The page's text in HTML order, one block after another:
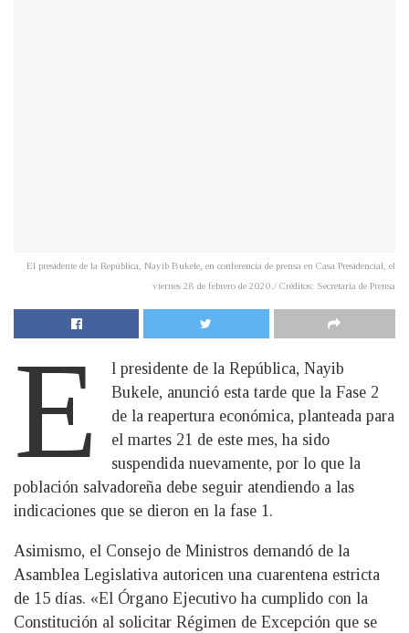
El presidente de la República, Nayib Bukele, en conferencia de prensa en Casa Presidencial, el
viernes 28 de febrero de 2020./ Créditos: Secretaría de Prensa
E
l presidente de la República, Nayib
Bukele, anunció esta tarde que la Fase 2
de la reapertura económica, planteada para
el martes 21 de este mes, ha sido
suspendida nuevamente, por lo que la
población salvadoreña debe seguir atendiendo a las
indicaciones que se dieron en la fase 1.
Asimismo, el Consejo de Ministros demandó de la
Asamblea Legislativa autoricen una cuarentena estricta
de 15 días. «El Órgano Ejecutivo ha cumplido con la
Constitución al solicitar Régimen de Excepción que se